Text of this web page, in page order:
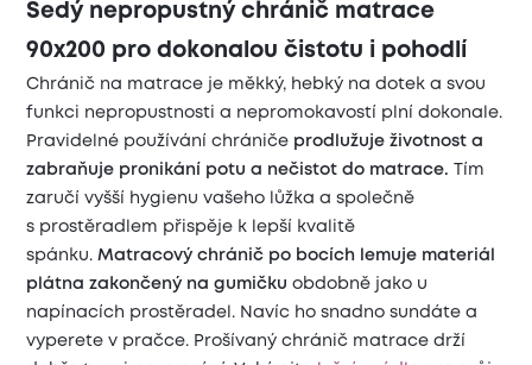
Šedý nepropustný chránič matrace
90x200 pro dokonalou čistotu i pohodlí
Chránič na matrace je měkký, hebký na dotek a svou
funkci nepropustnosti a nepromokavostí plní dokonale.
Pravidelné používání chrániče prodlužuje životnost a
zabraňuje pronikání potu a nečistot do matrace.
Tím
zaručí vyšší hygienu vašeho lůžka a společně
s prostěradlem přispěje k lepší kvalitě
spánku.Matracový chránič po bocích lemuje materiál
plátna zakončený na gumičku obdobně jako u
napínacích prostěradel. Navíc ho snadno sundáte a
vyperete v pračce. Prošívaný chránič matrace drží